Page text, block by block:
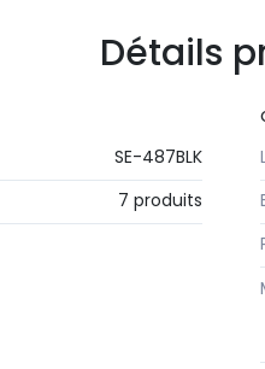
Détails
SE-487BLK
7 produits